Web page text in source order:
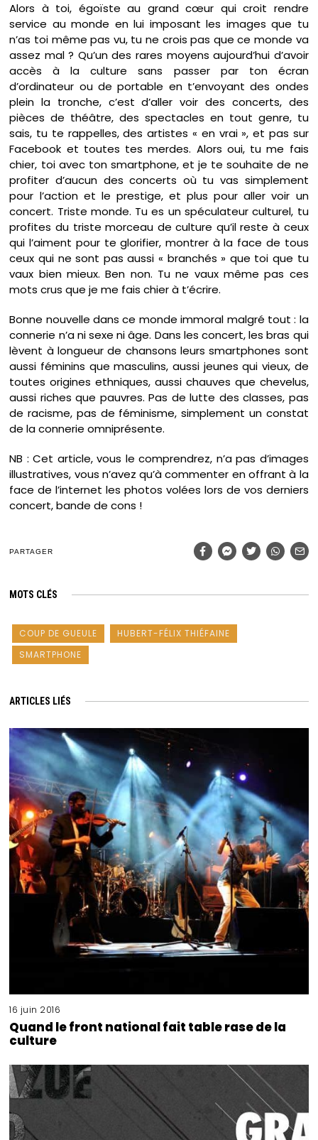
Alors à toi, égoïste au grand cœur qui croit rendre
service au monde en lui imposant les images que tu
n’as toi même pas vu, tu ne crois pas que ce monde va
assez mal ? Qu’un des rares moyens aujourd’hui d’avoir
accès à la culture sans passer par ton écran
d’ordinateur ou de portable en t’envoyant des ondes
plein la tronche, c’est d’aller voir des concerts, des
pièces de théâtre, des spectacles en tout genre, tu
sais, tu te rappelles, des artistes « en vrai », et pas sur
Facebook et toutes tes merdes. Alors oui, tu me fais
chier, toi avec ton smartphone, et je te souhaite de ne
profiter d’aucun des concerts où tu vas simplement
pour l’action et le prestige, et plus pour aller voir un
concert. Triste monde. Tu es un spéculateur culturel, tu
profites du triste morceau de culture qu’il reste à ceux
qui l’aiment pour te glorifier, montrer à la face de tous
ceux qui ne sont pas aussi « branchés » que toi que tu
vaux bien mieux. Ben non. Tu ne vaux même pas ces
mots crus que je me fais chier à t’écrire.
Bonne nouvelle dans ce monde immoral malgré tout : la
connerie n’a ni sexe ni âge. Dans les concert, les bras qui
lèvent à longueur de chansons leurs smartphones sont
aussi féminins que masculins, aussi jeunes qui vieux, de
toutes origines ethniques, aussi chauves que chevelus,
aussi riches que pauvres. Pas de lutte des classes, pas
de racisme, pas de féminisme, simplement un constat
de la connerie omniprésente.
NB : Cet article, vous le comprendrez, n’a pas d’images
illustratives, vous n’avez qu’à commenter en offrant à la
face de l’internet les photos volées lors de vos derniers
concert, bande de cons !
PARTAGER
MOTS CLÉS
COUP DE GUEULE
HUBERT-FÉLIX THIÉFAINE
SMARTPHONE
ARTICLES LIÉS
16 juin 2016
Quand le front national fait table rase de la
culture